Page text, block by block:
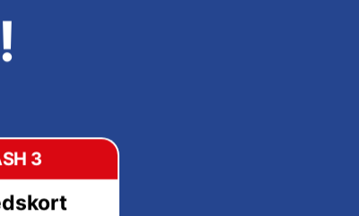
3